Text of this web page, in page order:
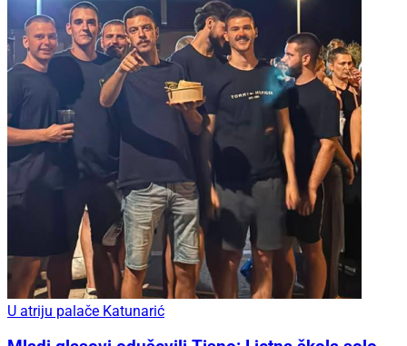
U atriju palače Katunarić